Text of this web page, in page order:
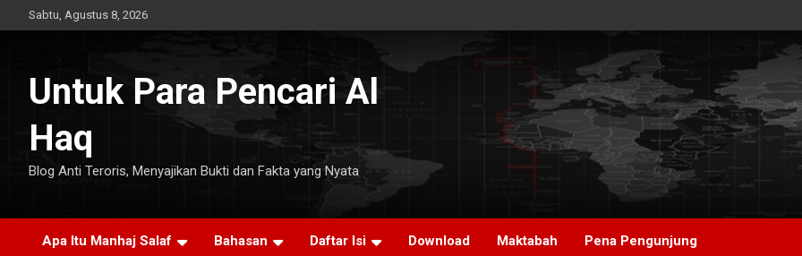
to
Sabtu, Agustus 8, 2026
Untuk Para Pencari Al
Haq
Blog Anti Teroris, Menyajikan Bukti dan Fakta yang Nyata
Apa Itu Manhaj Salaf Bahasan Daftar Isi Download Maktabah Pena Pengunjung